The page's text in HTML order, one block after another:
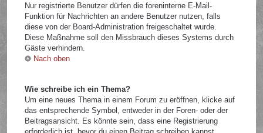
Nur registrierte Benutzer dürfen die foreninterne E-Mail-
Funktion für Nachrichten an andere Benutzer nutzen, falls
diese von der Board-Administration freigeschaltet wurde.
Diese Maßnahme soll den Missbrauch dieses Systems durch
Gäste verhindern.
Nach oben
Wie schreibe ich ein Thema?
Um eine neues Thema in einem Forum zu eröffnen, klicke auf
das entsprechende Symbol, entweder in der Foren- oder der
Beitragsansicht. Es könnte sein, dass eine Registrierung